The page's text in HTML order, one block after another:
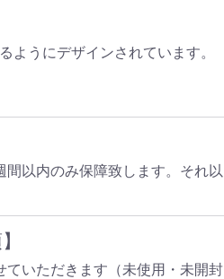
ようにデザインされています。
以内のみ保障致します。それ以
いただきます（未使用・未開封